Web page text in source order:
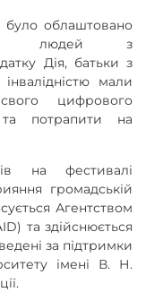
було облаштовано
людей з
Дія, батьки з
мали
цифрового
та потрапити на
на фестивалі
громадській
Агентством
та здійснюється
за підтримки
імені В. Н.